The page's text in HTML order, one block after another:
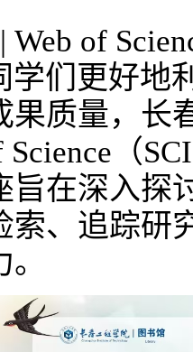
Web of
学们更好地
果质量，长
Science（
旨在深入探
索、追踪研